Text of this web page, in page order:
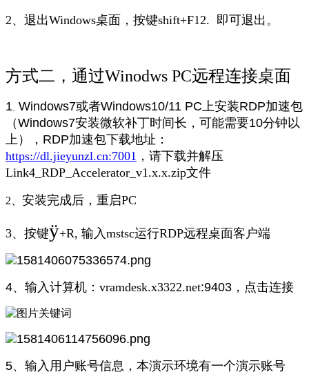
2、退出Windows桌面，按键shift+F12. 即可退出。
方式二，通过Winodws PC远程连接桌面
1 Windows7或者Windows10/11 PC上安装RDP加速包
（Windows7安装微软补丁时间长，可能需要10分钟以
上），RDP加速包下载地址：
https://dl.jieyunzl.cn:7001 ，请下载并解压
Link4_RDP_Accelerator_v1.x.x.zip文件
2、 安装完成后，重启PC
3、 按键ÿ+R, 输入mstsc运行RDP远程桌面客户端
4、 输入计算机： vramdesk.x3322.net:9403，点击连接
5、输入用户账号信息，本演示环境有一个演示账号